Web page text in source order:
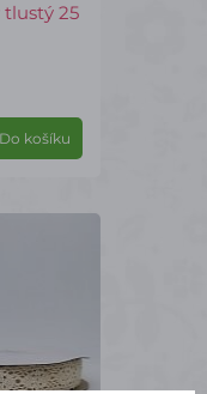
25
Do košíku